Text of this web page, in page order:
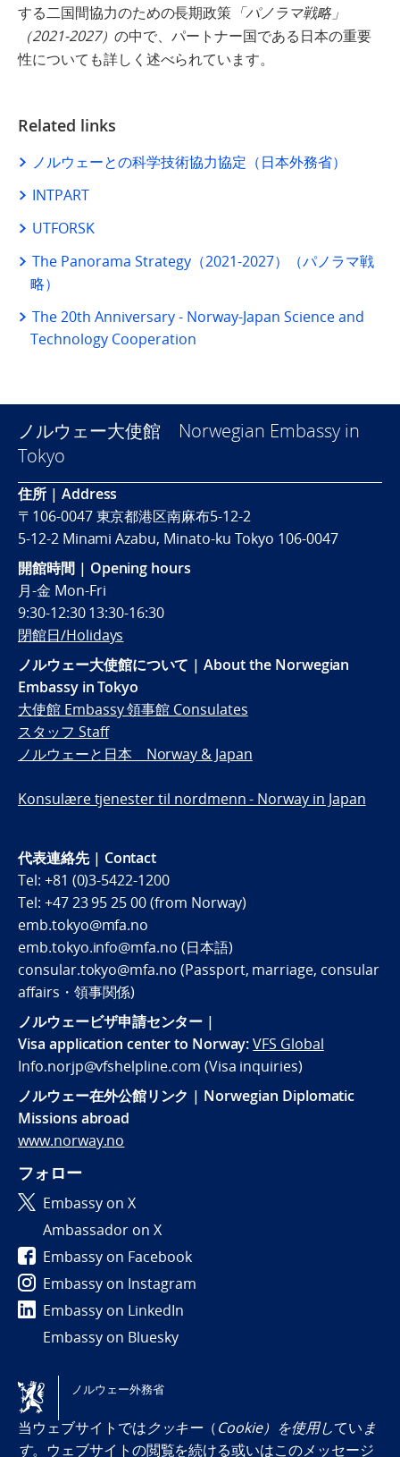
する二国間協力のための長期政策 「パノラマ戦略」
（2021-2027）の中で、パートナー国である日本の重要
性についても詳しく述べられています。
Related links
ノルウェーとの科学技術協力協定（日本外務省）
INTPART
UTFORSK
The Panorama Strategy（2021-2027）（パノラマ戦
略）
The 20th Anniversary - Norway-Japan Science and
Technology Cooperation
ノルウェー大使館 Norwegian Embassy in
Tokyo
住所 | Address
〒106-0047 東京都港区南麻布5-12-2
5-12-2 Minami Azabu, Minato-ku Tokyo 106-0047
開館時間 | Opening hours
月-金 Mon-Fri
9:30-12:30 13:30-16:30
閉館日/Holidays
ノルウェー大使館について | About the Norwegian
Embassy in Tokyo
大使館 Embassy 領事館 Consulates
スタッフ Staff
ノルウェーと日本 Norway & Japan
Konsulære tjenester til nordmenn - Norway in Japan
代表連絡先 | Contact
Tel: +81 (0)3-5422-1200
Tel: +47 23 95 25 00 (from Norway)
emb.tokyo@mfa.no
emb.tokyo.info@mfa.no (日本語)
consular.tokyo@mfa.no (Passport, marriage, consular
affairs・領事関係)
ノルウェービザ申請センター |
Visa application center to Norway:VFS Global
Info.norjp@vfshelpline.com (Visa inquiries)
ノルウェー在外公館リンク | Norwegian Diplomatic
Missions abroad
www.norway.no
フォロー
Embassy on X
Ambassador on X
Embassy on Facebook
Embassy on Instagram
Embassy on LinkedIn
Embassy on Bluesky
Tilgjengelighetserklæring / Accessibility statement
(NO)
ノルウェー外務省
当ウェブサイトではクッキー（Cookie）を使用していま
す。ウェブサイトの閲覧を続ける或いはこのメッセージ